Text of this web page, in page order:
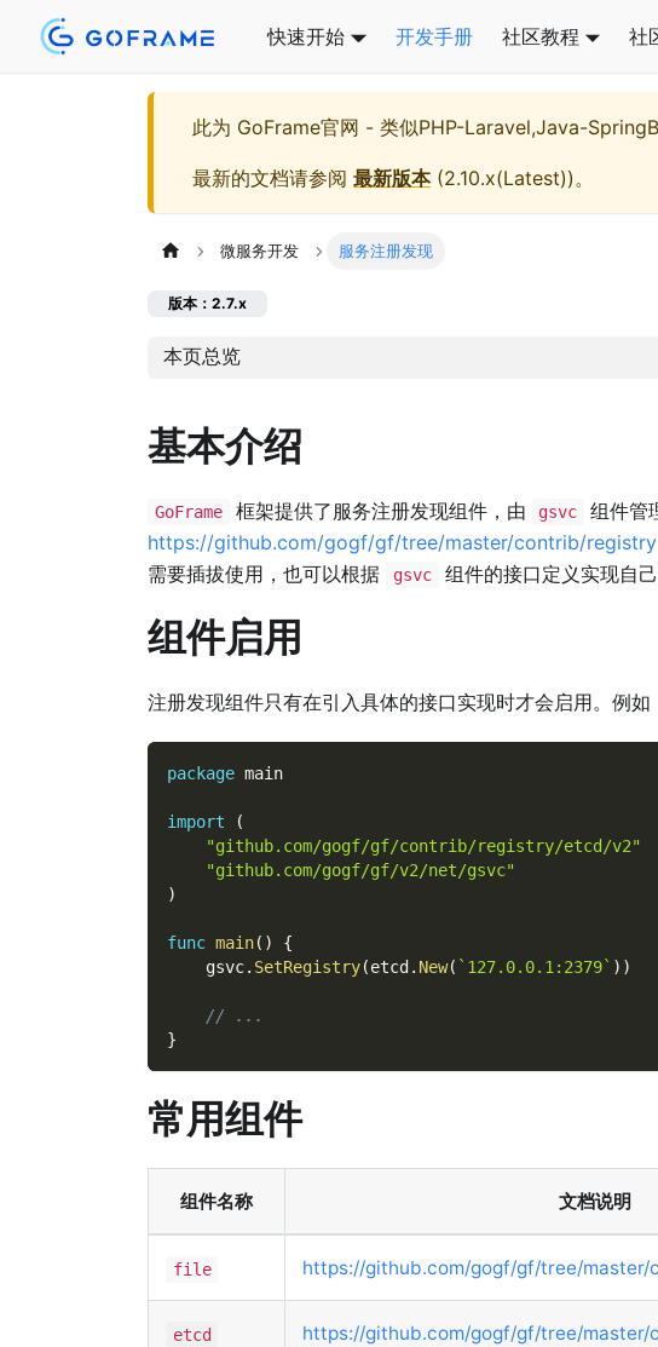
快速开始 开发手册 社区教程 社
此为 GoFrame官网 - 类似PHP-Laravel,Java-
最新的文档请参阅 最新版本(2.10.x(Latest))。
微服务开发 服务注册发现
版本：2.7.x
本页总览
基本介绍
GoFrame 框架提供了服务注册发现组件，由 gsvc
组件管
https://github.com/gogf/gf/tree/master/contrib/registry
需要插拔使用，也可以根据
gsvc 组件的接口定义实现自
组件启用
注册发现组件只有在引入具体的接口实现时才会启用。例如
package main
import
(
"github.com/gogf/gf/contrib/registry/etcd/v2"
"github.com/gogf/gf/v2/net/gsvc"
)
func main( )
{
    gsvc
. SetRegistry(etcd . New( `127.0.0.1:2379` ) )
// ...
}
常用组件
组件名称 文档说明
file https://github.com/gogf/gf/tree/
etcd https://github.com/gogf/gf/tree/